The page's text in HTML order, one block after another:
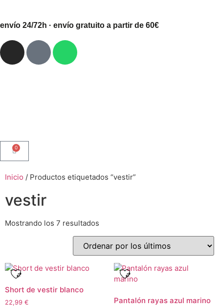
envío 24/72h · envío gratuito a partir de 60€
0
Inicio / Productos etiquetados “vestir”
vestir
Mostrando los 7 resultados
Short de vestir blanco
22,99 € Pantalón rayas azul marino